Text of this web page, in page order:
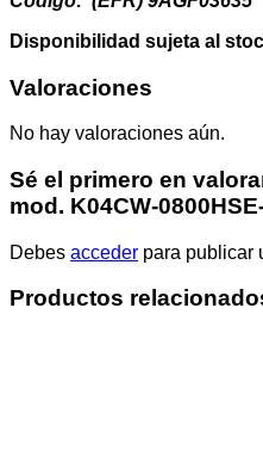
Disponibilidad sujeta al
Valoraciones
No hay valoraciones aún.
Sé el primero en
mod. K04CW-
Debes acceder para publicar
Productos